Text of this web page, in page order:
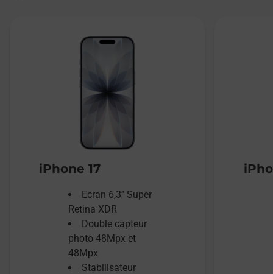
iPhone 17
Ecran 6,3’’ Super
Retina XDR
Double capteur
photo 48Mpx et
48Mpx
Stabilisateur